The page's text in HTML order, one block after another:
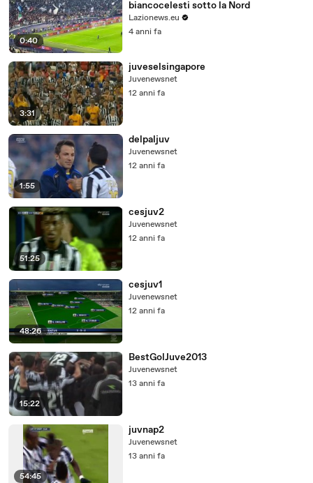
0:40
biancocelesti sotto la Nord
Lazionews.eu
4 anni fa
3:31
juveselsingapore
Juvenewsnet
12 anni fa
1:55
delpaljuv
Juvenewsnet
12 anni fa
51:25
cesjuv2
Juvenewsnet
12 anni fa
48:26
cesjuv1
Juvenewsnet
12 anni fa
15:22
BestGolJuve2013
Juvenewsnet
13 anni fa
54:45
juvnap2
Juvenewsnet
13 anni fa